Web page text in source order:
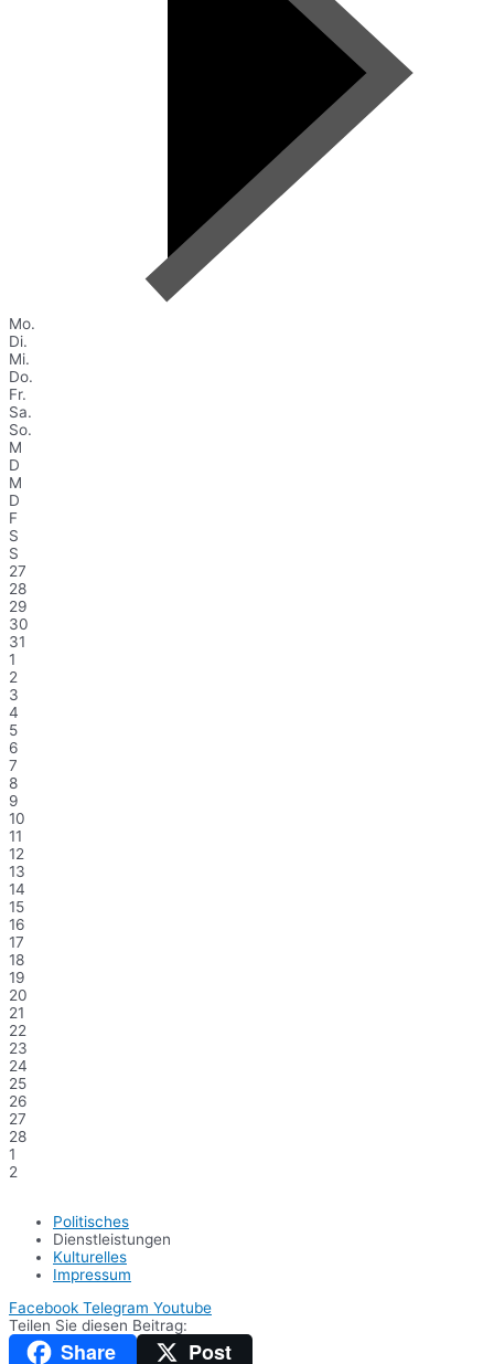
Mo.
Di.
Mi.
Do.
Fr.
Sa.
So.
M
D
M
D
F
S
S
27
28
29
30
31
1
2
3
4
5
6
7
8
9
10
11
12
13
14
15
16
17
18
19
20
21
22
23
24
25
26
27
28
1
2
Politisches
Dienstleistungen
Kulturelles
Impressum
Facebook Telegram Youtube
Teilen Sie diesen Beitrag:
Share Post